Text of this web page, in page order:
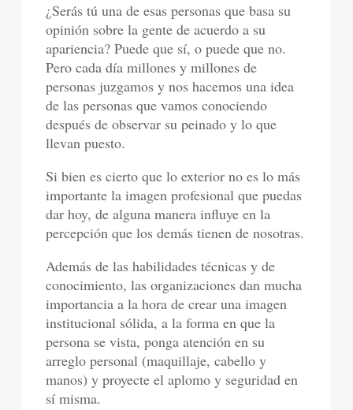
¿Serás tú una de esas personas que basa su
opinión sobre la gente de acuerdo a su
apariencia? Puede que sí, o puede que no.
Pero cada día millones y millones de
personas juzgamos y nos hacemos una idea
de las personas que vamos conociendo
después de observar su peinado y lo que
llevan puesto.
Si bien es cierto que lo exterior no es lo más
importante la imagen profesional que puedas
dar hoy, de alguna manera influye en la
percepción que los demás tienen de nosotras.
Además de las habilidades técnicas y de
conocimiento, las organizaciones dan mucha
importancia a la hora de crear una imagen
institucional sólida, a la forma en que la
persona se vista, ponga atención en su
arreglo personal (maquillaje, cabello y
manos) y proyecte el aplomo y seguridad en
sí misma.